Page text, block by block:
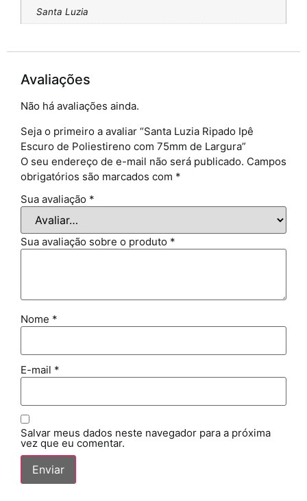
Santa Luzia
Avaliações
Não há avaliações ainda.
Seja o primeiro a avaliar “Santa Luzia Ripado Ipê
Escuro de Poliestireno com 75mm de Largura”
O seu endereço de e-mail não será publicado. Campos
obrigatórios são marcados com *
Sua avaliação *
Sua avaliação sobre o produto *
Nome *
E-mail *
Salvar meus dados neste navegador para a próxima
vez que eu comentar.